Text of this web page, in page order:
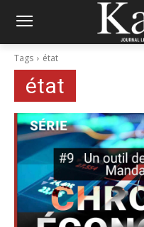
Tags état
état